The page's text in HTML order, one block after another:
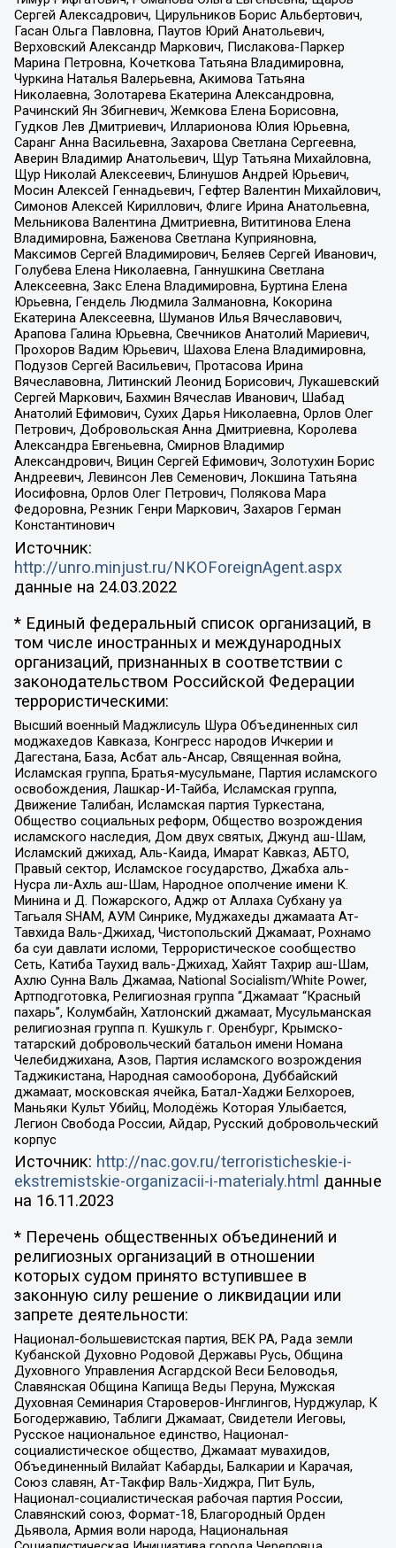
Сергей Алексадрович, Цирульников Борис Альбертович,
Гасан Ольга Павловна, Паутов Юрий Анатольевич,
Верховский Александр Маркович, Пислакова-Паркер
Марина Петровна, Кочеткова Татьяна Владимировна,
Чуркина Наталья Валерьевна, Акимова Татьяна
Николаевна, Золотарева Екатерина Александровна,
Рачинский Ян Збигневич, Жемкова Елена Борисовна,
Гудков Лев Дмитриевич, Илларионова Юлия Юрьевна,
Саранг Анна Васильевна, Захарова Светлана Сергеевна,
Аверин Владимир Анатольевич, Щур Татьяна Михайловна,
Щур Николай Алексеевич, Блинушов Андрей Юрьевич,
Мосин Алексей Геннадьевич, Гефтер Валентин Михайлович,
Симонов Алексей Кириллович, Флиге Ирина Анатольевна,
Мельникова Валентина Дмитриевна, Вититинова Елена
Владимировна, Баженова Светлана Куприяновна,
Максимов Сергей Владимирович, Беляев Сергей Иванович,
Голубева Елена Николаевна, Ганнушкина Светлана
Алексеевна, Закс Елена Владимировна, Буртина Елена
Юрьевна, Гендель Людмила Залмановна, Кокорина
Екатерина Алексеевна, Шуманов Илья Вячеславович,
Арапова Галина Юрьевна, Свечников Анатолий Мариевич,
Прохоров Вадим Юрьевич, Шахова Елена Владимировна,
Подузов Сергей Васильевич, Протасова Ирина
Вячеславовна, Литинский Леонид Борисович, Лукашевский
Сергей Маркович, Бахмин Вячеслав Иванович, Шабад
Анатолий Ефимович, Сухих Дарья Николаевна, Орлов Олег
Петрович, Добровольская Анна Дмитриевна, Королева
Александра Евгеньевна, Смирнов Владимир
Александрович, Вицин Сергей Ефимович, Золотухин Борис
Андреевич, Левинсон Лев Семенович, Локшина Татьяна
Иосифовна, Орлов Олег Петрович, Полякова Мара
Федоровна, Резник Генри Маркович, Захаров Герман
Константинович
Источник:
http://unro.minjust.ru/NKOForeignAgent.aspx
данные на 24.03.2022
* Единый федеральный список организаций, в
том числе иностранных и международных
организаций, признанных в соответствии с
законодательством Российской Федерации
террористическими:
Высший военный Маджлисуль Шура Объединенных сил
моджахедов Кавказа, Конгресс народов Ичкерии и
Дагестана, База, Асбат аль-Ансар, Священная война,
Исламская группа, Братья-мусульмане, Партия исламского
освобождения, Лашкар-И-Тайба, Исламская группа,
Движение Талибан, Исламская партия Туркестана,
Общество социальных реформ, Общество возрождения
исламского наследия, Дом двух святых, Джунд аш-Шам,
Исламский джихад, Аль-Каида, Имарат Кавказ, АБТО,
Правый сектор, Исламское государство, Джабха аль-
Нусра ли-Ахль аш-Шам, Народное ополчение имени К.
Минина и Д. Пожарского, Аджр от Аллаха Субхану уа
Тагьаля SHAM, АУМ Синрике, Муджахеды джамаата Ат-
Тавхида Валь-Джихад, Чистопольский Джамаат, Рохнамо
ба суи давлати исломи, Террористическое сообщество
Сеть, Катиба Таухид валь-Джихад, Хайят Тахрир аш-Шам,
Ахлю Сунна Валь Джамаа, National Socialism/White Power,
Артподготовка, Религиозная группа “Джамаат “Красный
пахарь”, Колумбайн, Хатлонский джамаат, Мусульманская
религиозная группа п. Кушкуль г. Оренбург, Крымско-
татарский добровольческий батальон имени Номана
Челебиджихана, Азов, Партия исламского возрождения
Таджикистана, Народная самооборона, Дуббайский
джамаат, московская ячейка, Батал-Хаджи Белхороев,
Маньяки Культ Убийц, Молодёжь Которая Улыбается,
Легион Свобода России, Айдар, Русский добровольческий
корпус
Источник: http://nac.gov.ru/terroristicheskie-i-
ekstremistskie-organizacii-i-materialy.html данные
на 16.11.2023
* Перечень общественных объединений и
религиозных организаций в отношении
которых судом принято вступившее в
законную силу решение о ликвидации или
запрете деятельности:
Национал-большевистская партия, ВЕК РА, Рада земли
Кубанской Духовно Родовой Державы Русь, Община
Духовного Управления Асгардской Веси Беловодья,
Славянская Община Капища Веды Перуна, Мужская
Духовная Семинария Староверов-Инглингов, Нурджулар, К
Богодержавию, Таблиги Джамаат, Свидетели Иеговы,
Русское национальное единство, Национал-
социалистическое общество, Джамаат мувахидов,
Объединенный Вилайат Кабарды, Балкарии и Карачая,
Союз славян, Ат-Такфир Валь-Хиджра, Пит Буль,
Национал-социалистическая рабочая партия России,
Славянский союз, Формат-18, Благородный Орден
Дьявола, Армия воли народа, Национальная